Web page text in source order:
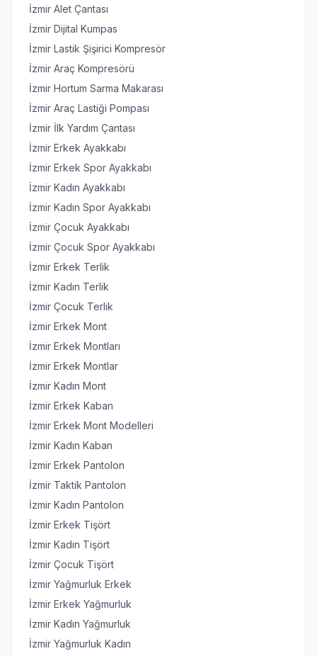
İzmir Alet Çantası
İzmir Dijital Kumpas
İzmir Lastik Şişirici Kompresör
İzmir Araç Kompresörü
İzmir Hortum Sarma Makarası
İzmir Araç Lastiği Pompası
İzmir İlk Yardım Çantası
İzmir Erkek Ayakkabı
İzmir Erkek Spor Ayakkabı
İzmir Kadın Ayakkabı
İzmir Kadın Spor Ayakkabı
İzmir Çocuk Ayakkabı
İzmir Çocuk Spor Ayakkabı
İzmir Erkek Terlik
İzmir Kadın Terlik
İzmir Çocuk Terlik
İzmir Erkek Mont
İzmir Erkek Montları
İzmir Erkek Montlar
İzmir Kadın Mont
İzmir Erkek Kaban
İzmir Erkek Mont Modelleri
İzmir Kadın Kaban
İzmir Erkek Pantolon
İzmir Taktik Pantolon
İzmir Kadın Pantolon
İzmir Erkek Tişört
İzmir Kadın Tişört
İzmir Çocuk Tişört
İzmir Yağmurluk Erkek
İzmir Erkek Yağmurluk
İzmir Kadın Yağmurluk
İzmir Yağmurluk Kadın